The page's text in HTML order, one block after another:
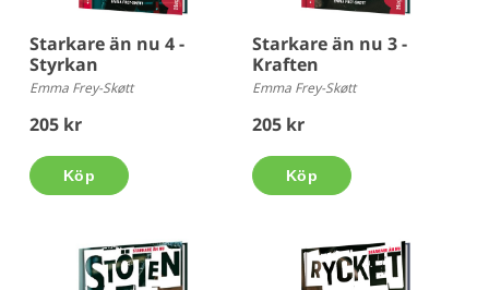
Starkare än nu 4 -
Styrkan
Emma Frey-Skøtt
205 kr
Köp
Starkare än nu 3 -
Kraften
Emma Frey-Skøtt
205 kr
Köp